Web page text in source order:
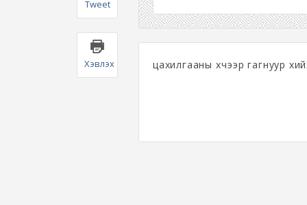
Tweet
Хэвлэх цахилгааны хүчээр гагнуур